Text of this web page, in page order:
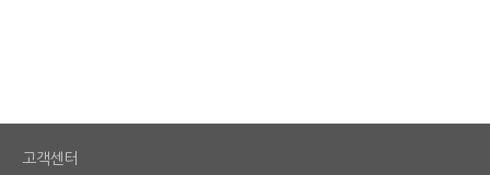
고객센터